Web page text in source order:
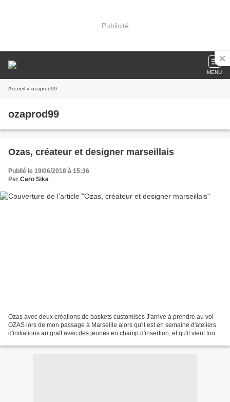
Publicité
MENU
Accueil » ozaprod99
ozaprod99
Ozas, créateur et designer marseillais
Publié le 19/06/2018 à 15:36
Par Caro Sika
Ozas avec deux créations de baskets customisés J'arrive à prendre au vol
OZAS lors de mon passage à Marseille alors qu'il est en semaine d'ateliers
d'initiations au graff avec des jeunes en champ d'insertion; et qu'il vient tout